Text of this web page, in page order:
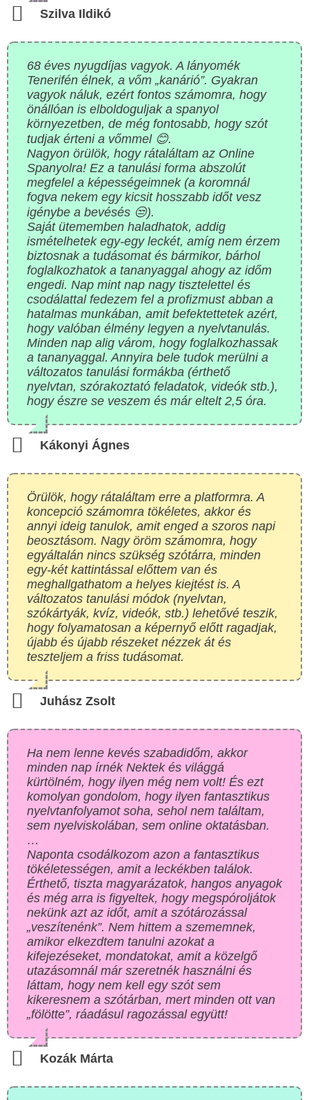
Szilva Ildikó
68 éves nyugdíjas vagyok. A lányomék
Tenerifén élnek, a vőm „kanárió”. Gyakran
vagyok náluk, ezért fontos számomra, hogy
önállóan is elboldoguljak a spanyol
környezetben, de még fontosabb, hogy szót
tudjak érteni a vőmmel 😊.
Nagyon örülök, hogy rátaláltam az Online
Spanyolra! Ez a tanulási forma abszolút
megfelel a képességeimnek (a koromnál
fogva nekem egy kicsit hosszabb időt vesz
igénybe a bevésés 😒).
Saját ütememben haladhatok, addig
ismételhetek egy-egy leckét, amíg nem érzem
biztosnak a tudásomat és bármikor, bárhol
foglalkozhatok a tananyaggal ahogy az időm
engedi. Nap mint nap nagy tisztelettel és
csodálattal fedezem fel a profizmust abban a
hatalmas munkában, amit befektettetek azért,
hogy valóban élmény legyen a nyelvtanulás.
Minden nap alig várom, hogy foglalkozhassak
a tananyaggal. Annyira bele tudok merülni a
változatos tanulási formákba (érthető
nyelvtan, szórakoztató feladatok, videók stb.),
hogy észre se veszem és már eltelt 2,5 óra.
Kákonyi Ágnes
Örülök, hogy rátaláltam erre a platformra. A
koncepció számomra tökéletes, akkor és
annyi ideig tanulok, amit enged a szoros napi
beosztásom. Nagy öröm számomra, hogy
egyáltalán nincs szükség szótárra, minden
egy-két kattintással előttem van és
meghallgathatom a helyes kiejtést is. A
változatos tanulási módok (nyelvtan,
szókártyák, kvíz, videók, stb.) lehetővé teszik,
hogy folyamatosan a képernyő előtt ragadjak,
újabb és újabb részeket nézzek át és
teszteljem a friss tudásomat.
Juhász Zsolt
Ha nem lenne kevés szabadidőm, akkor
minden nap írnék Nektek és világgá
kürtölném, hogy ilyen még nem volt! És ezt
komolyan gondolom, hogy ilyen fantasztikus
nyelvtanfolyamot soha, sehol nem találtam,
sem nyelviskolában, sem online oktatásban.
…
Naponta csodálkozom azon a fantasztikus
tökéletességen, amit a leckékben találok.
Érthető, tiszta magyarázatok, hangos anyagok
és még arra is figyeltek, hogy megspóroljátok
nekünk azt az időt, amit a szótározással
„veszítenénk”. Nem hittem a szememnek,
amikor elkezdtem tanulni azokat a
kifejezéseket, mondatokat, amit a közelgő
utazásomnál már szeretnék használni és
láttam, hogy nem kell egy szót sem
kikeresnem a szótárban, mert minden ott van
„fölötte”, ráadásul ragozással együtt!
Kozák Márta